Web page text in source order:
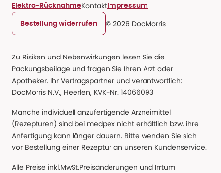
Elektro-RücknahmeKontakt Impressum
Bestellung widerrufen © 2026 DocMorris
Zu Risiken und Nebenwirkungen lesen Sie die
Packungsbeilage und fragen Sie Ihren Arzt oder
Apotheker. Ihr Vertragspartner und verantwortlich:
DocMorris N.V., Heerlen, KVK-Nr. 14066093
Manche individuell anzufertigende Arzneimittel
(Rezepturen) sind bei medpex nicht erhältlich bzw. ihre
Anfertigung kann länger dauern. Bitte wenden Sie sich
vor Bestellung einer Rezeptur an unseren Kundenservice.
Alle Preise inkl.MwSt.Preisänderungen und Irrtum